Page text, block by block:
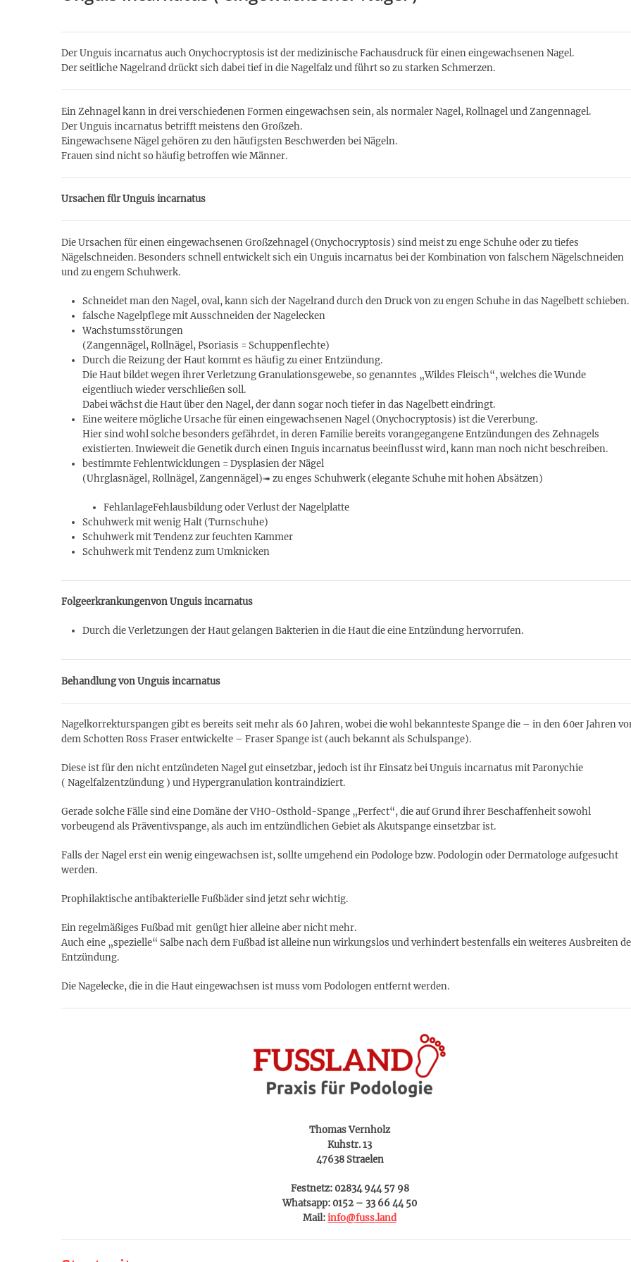
Der Unguis incarnatus auch Onychocryptosis ist der medizinische Fachausdruck für einen eingewachsenen Nagel.
Der seitliche Nagelrand drückt sich dabei tief in die Nagelfalz und führt so zu starken Schmerzen.
Ein Zehnagel kann in drei verschiedenen Formen eingewachsen sein, als normaler Nagel, Rollnagel und Zangennagel.
Der Unguis incarnatus betrifft meistens den Großzeh.
Eingewachsene Nägel gehören zu den häufigsten Beschwerden bei Nägeln.
Frauen sind nicht so häufig betroffen wie Männer.
Ursachen für Unguis incarnatus
Die Ursachen für einen eingewachsenen Großzehnagel (Onychocryptosis) sind meist zu enge Schuhe oder zu tiefes
Nägelschneiden. Besonders schnell entwickelt sich ein Unguis incarnatus bei der Kombination von falschem Nägelschneiden
und zu engem Schuhwerk.
Schneidet man den Nagel, oval, kann sich der Nagelrand durch den Druck von zu engen Schuhe in das Nagelbett schieben.
falsche Nagelpflege mit Ausschneiden der Nagelecken
Wachstumsstörungen
(Zangennägel, Rollnägel, Psoriasis = Schuppenflechte)
Durch die Reizung der Haut kommt es häufig zu einer Entzündung.
Die Haut bildet wegen ihrer Verletzung Granulationsgewebe, so genanntes „Wildes Fleisch“, welches die Wunde
eigentliuch wieder verschließen soll.
Dabei wächst die Haut über den Nagel, der dann sogar noch tiefer in das Nagelbett eindringt.
Eine weitere mögliche Ursache für einen eingewachsenen Nagel (Onychocryptosis) ist die Vererbung.
Hier sind wohl solche besonders gefährdet, in deren Familie bereits vorangegangene Entzündungen des Zehnagels
existierten. Inwieweit die Genetik durch einen Inguis incarnatus beeinflusst wird, kann man noch nicht beschreiben.
bestimmte Fehlentwicklungen = Dysplasien der Nägel
(Uhrglasnägel, Rollnägel, Zangennägel)➟ zu enges Schuhwerk (elegante Schuhe mit hohen Absätzen)
FehlanlageFehlausbildung oder Verlust der Nagelplatte
Schuhwerk mit wenig Halt (Turnschuhe)
Schuhwerk mit Tendenz zur feuchten Kammer
Schuhwerk mit Tendenz zum Umknicken
Folgeerkrankungenvon Unguis incarnatus
Durch die Verletzungen der Haut gelangen Bakterien in die Haut die eine Entzündung hervorrufen.
Behandlung von Unguis incarnatus
Nagelkorrekturspangen gibt es bereits seit mehr als 60 Jahren, wobei die wohl bekannteste Spange die – in den 60er Jahren
dem Schotten Ross Fraser entwickelte – Fraser Spange ist (auch bekannt als Schulspange).
Diese ist für den nicht entzündeten Nagel gut einsetzbar, jedoch ist ihr Einsatz bei Unguis incarnatus mit Paronychie
( Nagelfalzentzündung ) und Hypergranulation kontraindiziert.
Gerade solche Fälle sind eine Domäne der VHO-Osthold-Spange „Perfect“, die auf Grund ihrer Beschaffenheit sowohl
vorbeugend als Präventivspange, als auch im entzündlichen Gebiet als Akutspange einsetzbar ist.
Falls der Nagel erst ein wenig eingewachsen ist, sollte umgehend ein Podologe bzw. Podologin oder Dermatologe aufgesucht
werden.
Prophilaktische antibakterielle Fußbäder sind jetzt sehr wichtig.
Ein regelmäßiges Fußbad mit genügt hier alleine aber nicht mehr.
Auch eine „spezielle“ Salbe nach dem Fußbad ist alleine nun wirkungslos und verhindert bestenfalls ein weiteres Ausbreiten
Entzündung.
Die Nagelecke, die in die Haut eingewachsen ist muss vom Podologen entfernt werden.
Thomas Vernholz
Kuhstr. 13
47638 Straelen
Festnetz: 02834 944 57 98
Whatsapp: 0152 – 33 66 44 50
Mail:info@fuss.land